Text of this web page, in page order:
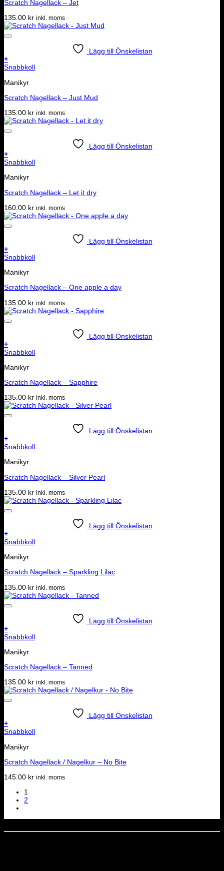
Scratch Nagellack – Jet
135.00 kr inkl. moms
Lägg till Önskelistan
+
Snabbkoll
Manikyr
Scratch Nagellack – Just Mud
135.00 kr inkl. moms
Lägg till Önskelistan
+
Snabbkoll
Manikyr
Scratch Nagellack – Let it dry
160.00 kr inkl. moms
Lägg till Önskelistan
+
Snabbkoll
Manikyr
Scratch Nagellack – One apple a day
135.00 kr inkl. moms
Lägg till Önskelistan
+
Snabbkoll
Manikyr
Scratch Nagellack – Sapphire
135.00 kr inkl. moms
Lägg till Önskelistan
+
Snabbkoll
Manikyr
Scratch Nagellack – Silver Pearl
135.00 kr inkl. moms
Lägg till Önskelistan
+
Snabbkoll
Manikyr
Scratch Nagellack – Sparkling Lilac
135.00 kr inkl. moms
Lägg till Önskelistan
+
Snabbkoll
Manikyr
Scratch Nagellack – Tanned
135.00 kr inkl. moms
Lägg till Önskelistan
+
Snabbkoll
Manikyr
Scratch Nagellack / Nagelkur – No Bite
145.00 kr inkl. moms
1
2